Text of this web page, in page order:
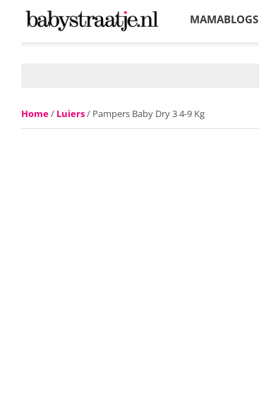
MAMABLOGS
Home/ Luiers/ Pampers Baby Dry 3 4-9 Kg